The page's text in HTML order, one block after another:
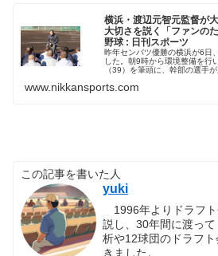
横浜・渡辺元智元監督が
大切さを説く「ファンの
野球 : 日刊スポーツ
昨年センバツ優勝の横浜が6日
した。朝9時から環境整備を行
（39）を筆頭に、幹部の選手
（nikkans...
www.nikkansports.com
この記事を書いた人
yuki
1996年よりドラフ
説し、30年間に渡っ
析や12球団のドラフ
きました。